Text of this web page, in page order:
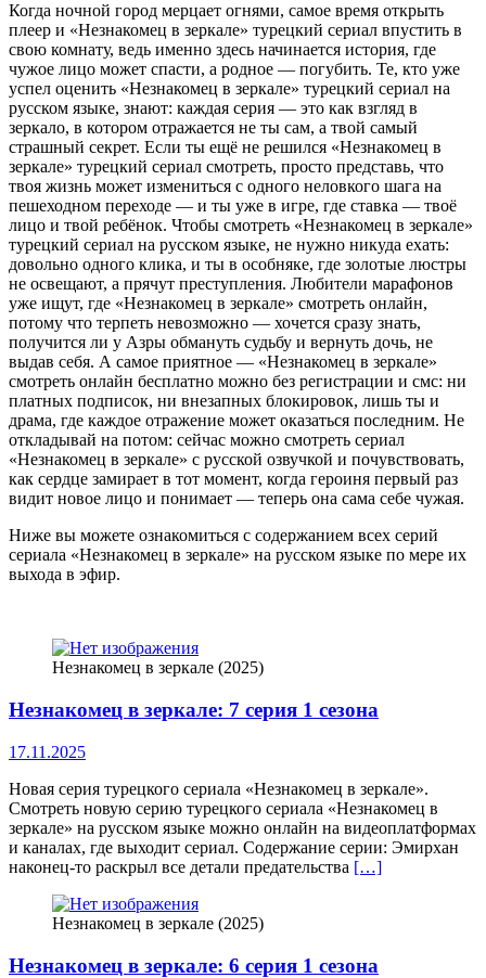
Когда ночной город мерцает огнями, самое время открыть
плеер и «Незнакомец в зеркале» турецкий сериал впустить в
свою комнату, ведь именно здесь начинается история, где
чужое лицо может спасти, а родное — погубить. Те, кто уже
успел оценить «Незнакомец в зеркале» турецкий сериал на
русском языке, знают: каждая серия — это как взгляд в
зеркало, в котором отражается не ты сам, а твой самый
страшный секрет. Если ты ещё не решился «Незнакомец в
зеркале» турецкий сериал смотреть, просто представь, что
твоя жизнь может измениться с одного неловкого шага на
пешеходном переходе — и ты уже в игре, где ставка — твоё
лицо и твой ребёнок. Чтобы смотреть «Незнакомец в зеркале»
турецкий сериал на русском языке, не нужно никуда ехать:
довольно одного клика, и ты в особняке, где золотые люстры
не освещают, а прячут преступления. Любители марафонов
уже ищут, где «Незнакомец в зеркале» смотреть онлайн,
потому что терпеть невозможно — хочется сразу знать,
получится ли у Азры обмануть судьбу и вернуть дочь, не
выдав себя. А самое приятное — «Незнакомец в зеркале»
смотреть онлайн бесплатно можно без регистрации и смс: ни
платных подписок, ни внезапных блокировок, лишь ты и
драма, где каждое отражение может оказаться последним. Не
откладывай на потом: сейчас можно смотреть сериал
«Незнакомец в зеркале» с русской озвучкой и почувствовать,
как сердце замирает в тот момент, когда героиня первый раз
видит новое лицо и понимает — теперь она сама себе чужая.
Ниже вы можете ознакомиться с содержанием всех серий
сериала «Незнакомец в зеркале» на русском языке по мере их
выхода в эфир.
Незнакомец в зеркале (2025)
Незнакомец в зеркале: 7 серия 1 сезона
17.11.2025
Новая серия турецкого сериала «Незнакомец в зеркале».
Смотреть новую серию турецкого сериала «Незнакомец в
зеркале» на русском языке можно онлайн на видеоплатформах
и каналах, где выходит сериал. Содержание серии: Эмирхан
наконец‑то раскрыл все детали предательства […]
Незнакомец в зеркале (2025)
Незнакомец в зеркале: 6 серия 1 сезона